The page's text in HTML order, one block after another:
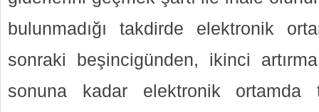
bulunmadığı takdirde elektronik
sonraki beşincigünden, ikinci
sonuna kadar elektronik ortamda